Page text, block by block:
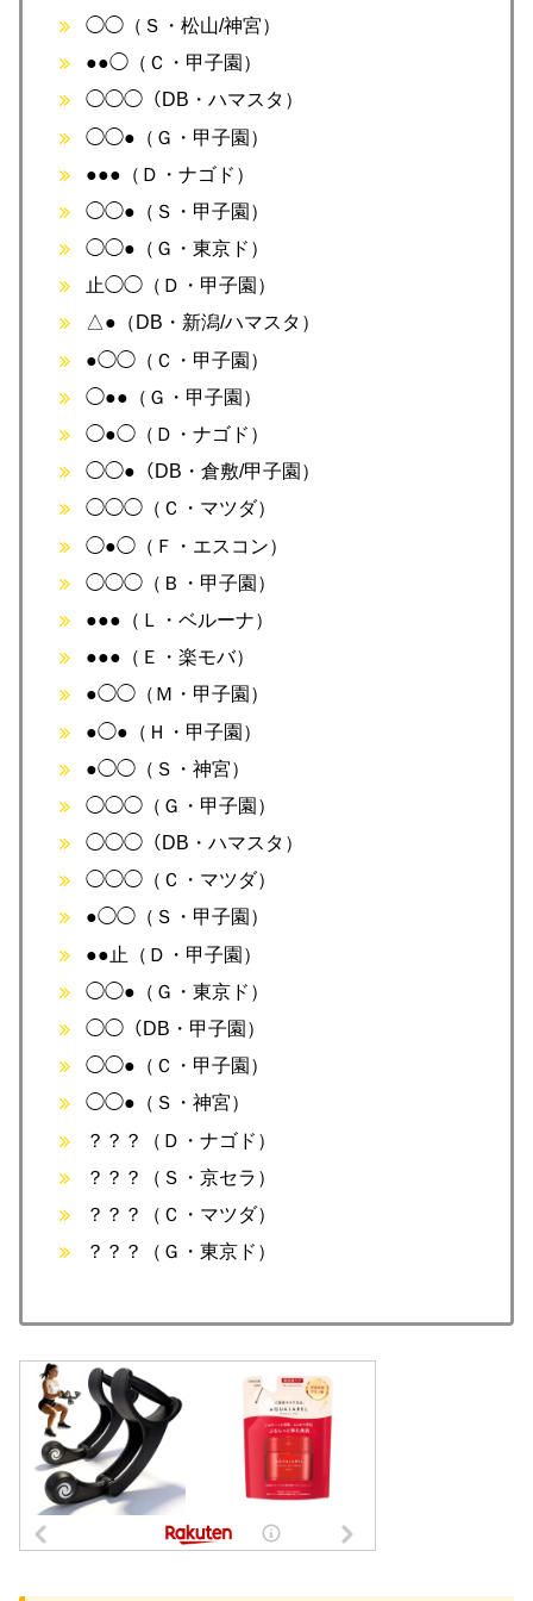
◯◯（Ｓ・松山/神宮）
●●◯（Ｃ・甲子園）
◯◯◯（DB・ハマスタ）
◯◯●（Ｇ・甲子園）
●●●（Ｄ・ナゴド）
◯◯●（Ｓ・甲子園）
◯◯●（Ｇ・東京ド）
止◯◯（Ｄ・甲子園）
△●（DB・新潟/ハマスタ）
●◯◯（Ｃ・甲子園）
◯●●（Ｇ・甲子園）
◯●◯（Ｄ・ナゴド）
◯◯●（DB・倉敷/甲子園）
◯◯◯（Ｃ・マツダ）
◯●◯（Ｆ・エスコン）
◯◯◯（Ｂ・甲子園）
●●●（Ｌ・ベルーナ）
●●●（Ｅ・楽モバ）
●◯◯（Ｍ・甲子園）
●◯●（Ｈ・甲子園）
●◯◯（Ｓ・神宮）
◯◯◯（Ｇ・甲子園）
◯◯◯（DB・ハマスタ）
◯◯◯（Ｃ・マツダ）
●◯◯（Ｓ・甲子園）
●●止（Ｄ・甲子園）
◯◯●（Ｇ・東京ド）
◯◯（DB・甲子園）
◯◯●（Ｃ・甲子園）
◯◯●（Ｓ・神宮）
？？？（Ｄ・ナゴド）
？？？（Ｓ・京セラ）
？？？（Ｃ・マツダ）
？？？（Ｇ・東京ド）